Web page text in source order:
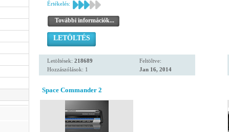
Értékelés:
További információk...
LETÖLTÉS
Letöltések: 218689
Hozzászólások: 1
Feltöltve:
Jan 16, 2014
Space Commander 2